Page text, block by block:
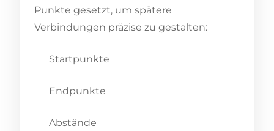
Punkte gesetzt, um spätere
Verbindungen präzise zu gestalten:
Startpunkte
Endpunkte
Abstände